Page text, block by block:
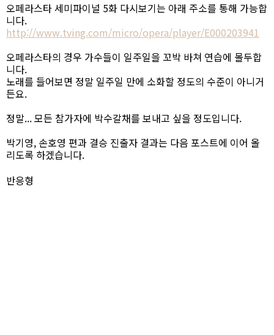
오페라스타 세미파이널 5화 다시보기는 아래 주소를 통해 가능합
니다.
http://www.tving.com/micro/opera/player/E000203941
오페라스타의 경우 가수들이 일주일을 꼬박 바쳐 연습에 몰두합
니다.
노래를 들어보면 정말 일주일 만에 소화할 정도의 수준이 아니거
든요.
정말... 모든 참가자에 박수갈채를 보내고 싶을 정도입니다.
박기영, 손호영 편과 결승 진출자 결과는 다음 포스트에 이어 올
리도록 하겠습니다.
반응형